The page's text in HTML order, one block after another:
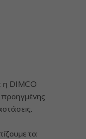
η DIMCO
προηγμένης
τα